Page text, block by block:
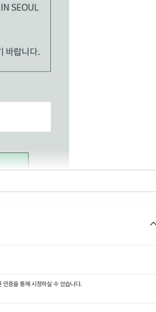
인증을 통해 시청하실 수 있습니다.